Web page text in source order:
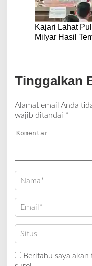
Kajari Lahat
Milyar Hasil
Tinggalkan
Alamat email Anda
wajib ditandai *
Beritahu saya